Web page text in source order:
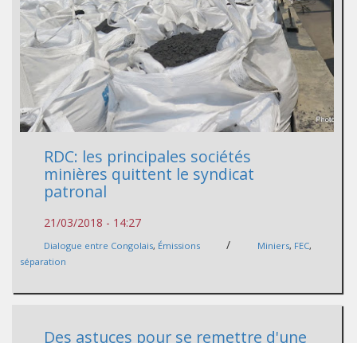
RDC: les principales sociétés
minières quittent le syndicat
patronal
21/03/2018 - 14:27
Dialogue entre Congolais, Émissions / Miniers, FEC,
séparation
Des astuces pour se remettre d'une